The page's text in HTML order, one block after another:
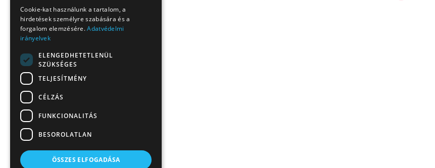
Cookie-kat használunk a tartalom, a
hirdetések személyre szabására és a
forgalom elemzésére.Adatvédelmi
irányelvek
ELENGEDHETETLENÜL
SZÜKSÉGES
TELJESÍTMÉNY
CÉLZÁS
FUNKCIONALITÁS
BESOROLATLAN
ÖSSZES ELFOGADÁSA